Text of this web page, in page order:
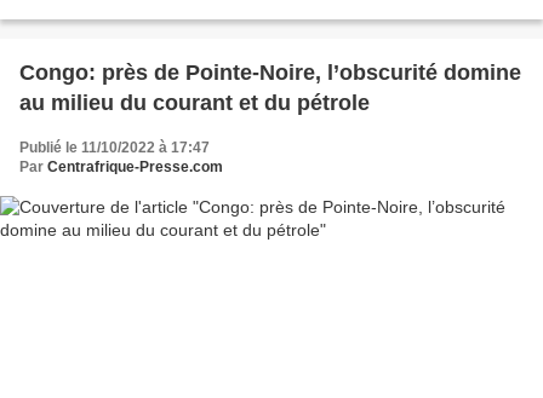
Congo: près de Pointe-Noire, l’obscurité domine
au milieu du courant et du pétrole
Publié le 11/10/2022 à 17:47
Par Centrafrique-Presse.com